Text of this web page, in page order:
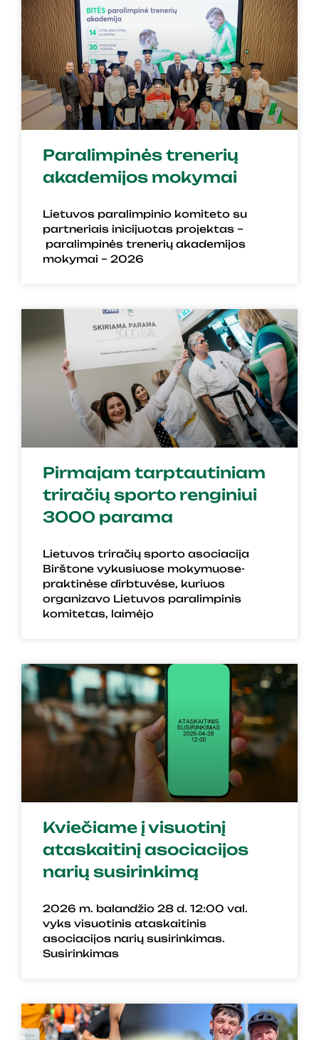
Paralimpinės trenerių
akademijos mokymai
Lietuvos paralimpinio komiteto su
partneriais inicijuotas projektas –
paralimpinės trenerių akademijos
mokymai – 2026
Pirmajam tarptautiniam
triračių sporto renginiui
3000 parama
Lietuvos triračių sporto asociacija
Birštone vykusiuose mokymuose-
praktinėse dirbtuvėse, kuriuos
organizavo Lietuvos paralimpinis
komitetas, laimėjo
Kviečiame į visuotinį
ataskaitinį asociacijos
narių susirinkimą
2026 m. balandžio 28 d. 12:00 val.
vyks visuotinis ataskaitinis
asociacijos narių susirinkimas.
Susirinkimas